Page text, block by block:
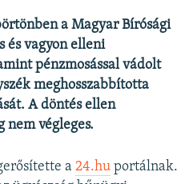
a Magyar Bírósági
és vagyon elleni
pénzmosással vádolt
meghosszabbította
A döntés ellen
nem végleges.
a 24.hu portálnak.